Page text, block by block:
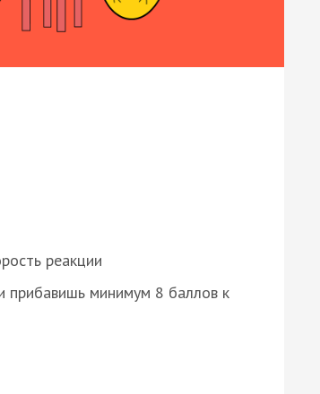
реакции
прибавишь минимум 8 баллов к